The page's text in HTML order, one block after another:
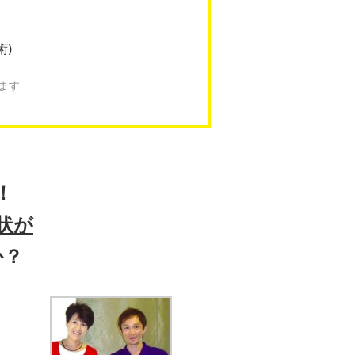
)
す
が